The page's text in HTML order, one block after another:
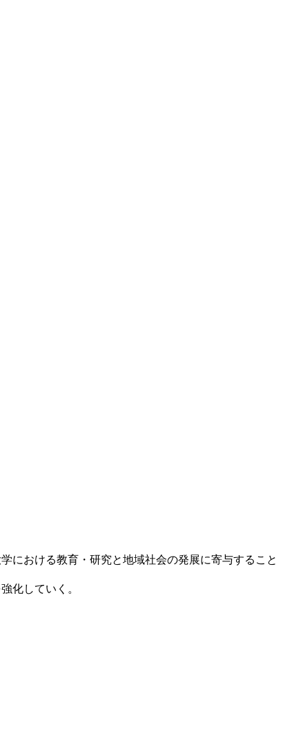
における教育・研究と地域社会の発展に寄与すること
化していく。